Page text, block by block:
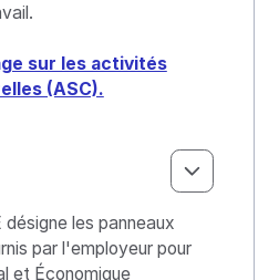
sur les activités
(ASC).
les panneaux
par l'employeur pour
et Économique